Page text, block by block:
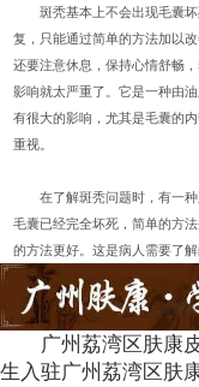
斑秃基本上不会出现毛囊坏
复，只能通过简单的方法加以
还要注意休息，保持心情舒畅
影响就太严重了。它是一种由
有很大的影响，尤其是毛囊的
重视。
在了解斑秃问题时，有一种
毛囊已经完全坏死，简单的方
的方法更好。这是病人需要了解
广州荔湾区肤康
生入驻广州荔湾区肤